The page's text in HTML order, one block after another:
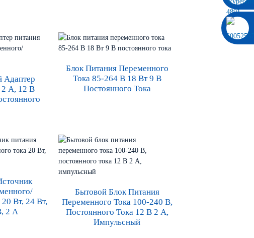
Адаптер
2 А, 12 В
Блок Питания Переменного
Тока 85-264 В 18 Вт 9 В
Постоянного Тока
Вт, 24 Вт,
2 А
Бытовой Блок Питания
Переменного Тока 100-240 В,
Постоянного Тока 12 В 2 А,
Импульсный